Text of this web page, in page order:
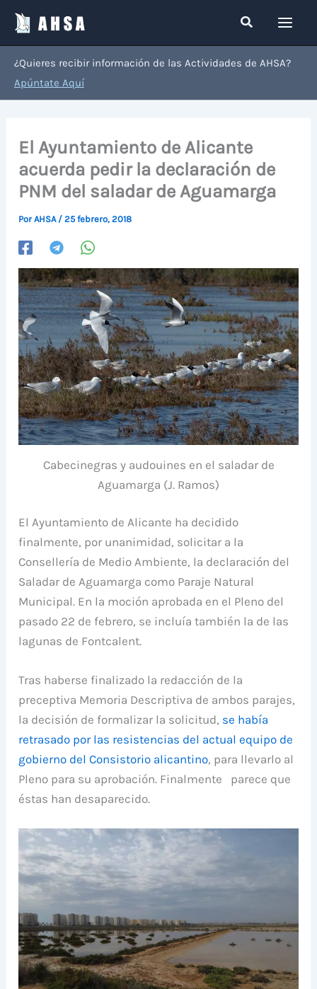
contenido
Buscar
¿Quieres recibir información de las Actividades de AHSA?
Apúntate Aquí
El Ayuntamiento de Alicante
acuerda pedir la declaración de
PNM del saladar de Aguamarga
PorAHSA /25 febrero, 2018
Cabecinegras y audouines en el saladar de
Aguamarga (J. Ramos)
El Ayuntamiento de Alicante ha decidido
finalmente, por unanimidad, solicitar a la
Consellería de Medio Ambiente, la declaración del
Saladar de Aguamarga como Paraje Natural
Municipal. En la moción aprobada en el Pleno del
pasado 22 de febrero, se incluía también la de las
lagunas de Fontcalent.
Tras haberse finalizado la redacción de la
preceptiva Memoria Descriptiva de ambos parajes,
la decisión de formalizar la solicitud, se había
retrasado por las resistencias del actual equipo de
gobierno del Consistorio alicantino, para llevarlo al
Pleno para su aprobación. Finalmente parece que
éstas han desaparecido.